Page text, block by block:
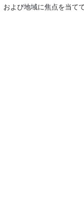
よび地域に焦点を当てて